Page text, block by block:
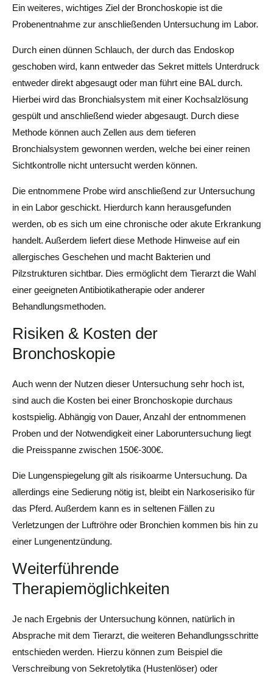
Ein weiteres, wichtiges Ziel der Bronchoskopie ist die
Probenentnahme zur anschließenden Untersuchung im Labor.
Durch einen dünnen Schlauch, der durch das Endoskop
geschoben wird, kann entweder das Sekret mittels Unterdruck
entweder direkt abgesaugt oder man führt eine BAL durch.
Hierbei wird das Bronchialsystem mit einer Kochsalzlösung
gespült und anschließend wieder abgesaugt. Durch diese
Methode können auch Zellen aus dem tieferen
Bronchialsystem gewonnen werden, welche bei einer reinen
Sichtkontrolle nicht untersucht werden können.
Die entnommene Probe wird anschließend zur Untersuchung
in ein Labor geschickt. Hierdurch kann herausgefunden
werden, ob es sich um eine chronische oder akute Erkrankung
handelt. Außerdem liefert diese Methode Hinweise auf ein
allergisches Geschehen und macht Bakterien und
Pilzstrukturen sichtbar. Dies ermöglicht dem Tierarzt die Wahl
einer geeigneten Antibiotikatherapie oder anderer
Behandlungsmethoden.
Risiken & Kosten der
Bronchoskopie
Auch wenn der Nutzen dieser Untersuchung sehr hoch ist,
sind auch die Kosten bei einer Bronchoskopie durchaus
kostspielig. Abhängig von Dauer, Anzahl der entnommenen
Proben und der Notwendigkeit einer Laboruntersuchung liegt
die Preisspanne zwischen 150€-300€.
Die Lungenspiegelung gilt als risikoarme Untersuchung. Da
allerdings eine Sedierung nötig ist, bleibt ein Narkoserisiko für
das Pferd. Außerdem kann es in seltenen Fällen zu
Verletzungen der Luftröhre oder Bronchien kommen bis hin zu
einer Lungenentzündung.
Weiterführende
Therapiemöglichkeiten
Je nach Ergebnis der Untersuchung können, natürlich in
Absprache mit dem Tierarzt, die weiteren Behandlungsschritte
entschieden werden. Hierzu können zum Beispiel die
Verschreibung von Sekretolytika (Hustenlöser) oder